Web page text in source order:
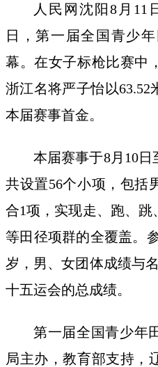
人民网沈阳8月11
日，第一届全国青少
幕。在女子标枪比赛中
浙江名将严子怡以
本届赛事首金。
本届赛事于8月10日
共设置56个小项，包括
合1项，实现走、跑、跳
等田径项群的全覆盖。
岁，男、女团体成绩与
十五运会的总成绩。
第一届全国青少年
局主办，教育部支持，